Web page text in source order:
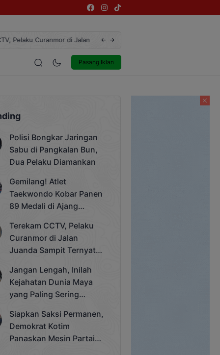
PNS Jangan Lengah, Inilah Kejahatan Dunia
Pasang Iklan
Entertainment
Polisi Bongkar Jaringan
Sabu di Pangkalan Bun,
Dua Pelaku Diamankan
Gemilang! Atlet
Taekwondo Kobar Panen
89 Medali di Ajang
Cup 2025
Terekam CCTV, Pelaku
Curanmor di Jalan
Juanda Sampit Ternyata
Jangan Lengah, Inilah
Kejahatan Dunia Maya
yang Paling Sering
Siapkan Saksi Permanen,
Demokrat Kotim
Panaskan Mesin Partai